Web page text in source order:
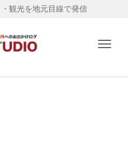
観光を地元目線で発信